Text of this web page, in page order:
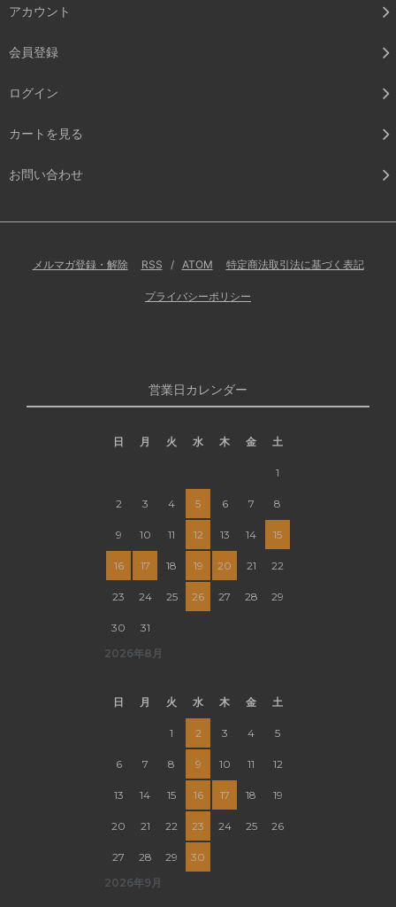
アカウント
会員登録
ログイン
カートを見る
お問い合わせ
メルマガ登録・解除 RSS / ATOM 特定商法取引法に基づく表記
プライバシーポリシー
営業日カレンダー
2026年8月
日 月 火 水 木 金 土
1
2 3 4 5 6 7 8
9 10 11 12 13 14 15
16 17 18 19 20 21 22
23 24 25 26 27 28 29
30 31
2026年9月
日 月 火 水 木 金 土
1 2 3 4 5
6 7 8 9 10 11 12
13 14 15 16 17 18 19
20 21 22 23 24 25 26
27 28 29 30